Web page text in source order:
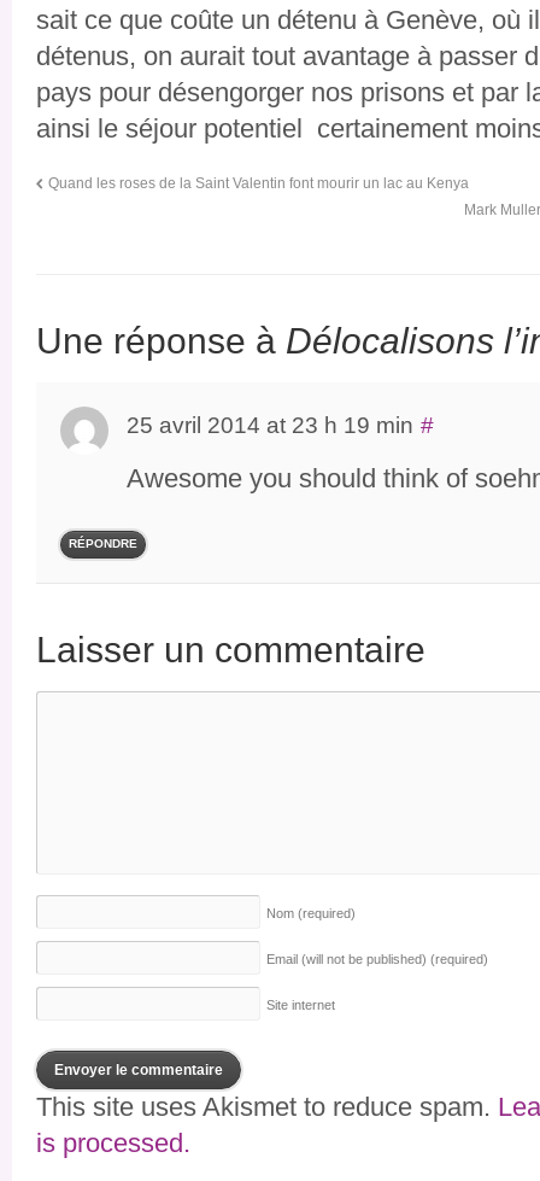
sait ce que coûte un détenu à Genève, où
détenus, on aurait tout avantage à passer
pays pour désengorger nos prisons et par
ainsi le séjour potentiel certainement
Quand les roses de la Saint Valentin font mourir un lac au Kenya
Mark
Une réponse à Délocalisons
25 avril 2014 at 23 h 19 min #
Awesome you should think of
RÉPONDRE
Laisser un commentaire
Nom (required)
Email (will not be published) (required)
Site internet
This site uses Akismet to reduce spam.
is processed.